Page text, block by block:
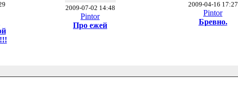
2009-07-02 14:48
Pintor
Про ежей
2009-04-16 17:27
Pintor
Бревно.